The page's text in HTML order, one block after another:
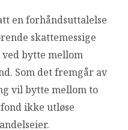
en forhåndsuttalelse
skattemessige
bytte mellom
Som det fremgår av
vil bytte mellom to
ikke utløse